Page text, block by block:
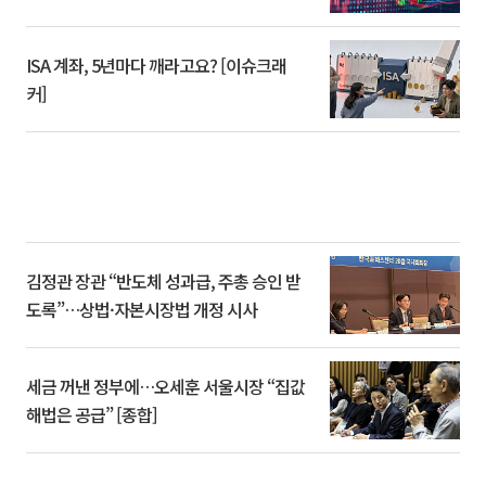
ISA 계좌, 5년마다 깨라고요? [이슈크래
커]
김정관 장관 “반도체 성과급, 주총 승인 받
도록”…상법·자본시장법 개정 시사
세금 꺼낸 정부에…오세훈 서울시장 “집값
해법은 공급” [종합]